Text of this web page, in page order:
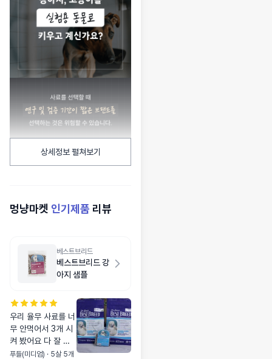
상세정보 펼쳐보기
멍냥마켓 인기제품 리뷰
베스트브리드
베스트브리드 강
아지 샘플
우리 율무 사료를 너
무 안먹어서 3개 시
켜 봤어요 다 잘 먹
기는 하는데 그중 푸
푸들(미디엄) · 5살 5개